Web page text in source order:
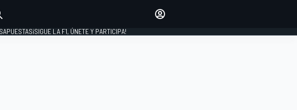
APUESTAS¡SIGUE LA F1, ÚNETE Y PARTICIPA!